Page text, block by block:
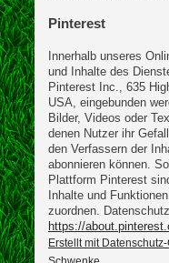
Pinterest
Innerhalb unseres
und Inhalte des
Pinterest Inc., 635
USA, eingebunden
Bilder, Videos oder
denen Nutzer ihr
den Verfassern der
abonnieren können.
Plattform Pinterest
Inhalte und
zuordnen.
https://
Erstellt mit